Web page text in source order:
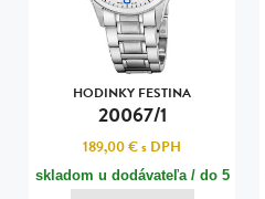
HODINKY FESTINA
20067/1
189,00 €s DPH
skladom u dodávateľa / do 5